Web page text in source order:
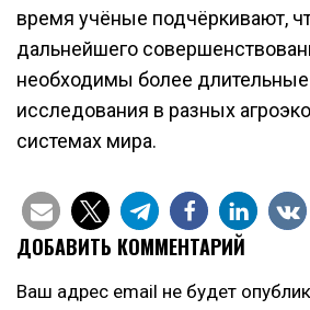
время учёные подчёркивают,
дальнейшего
необходимы более
исследования в разных
системах мира.
ДОБАВИТЬ КОММЕНТАРИЙ
Ваш адрес email не будет